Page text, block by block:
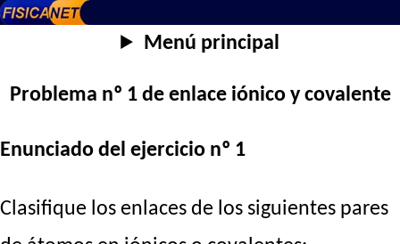
Menú principal
Problema nº 1 de enlace iónico y covalente
Enunciado del ejercicio nº 1
Clasifique los enlaces de los siguientes pares